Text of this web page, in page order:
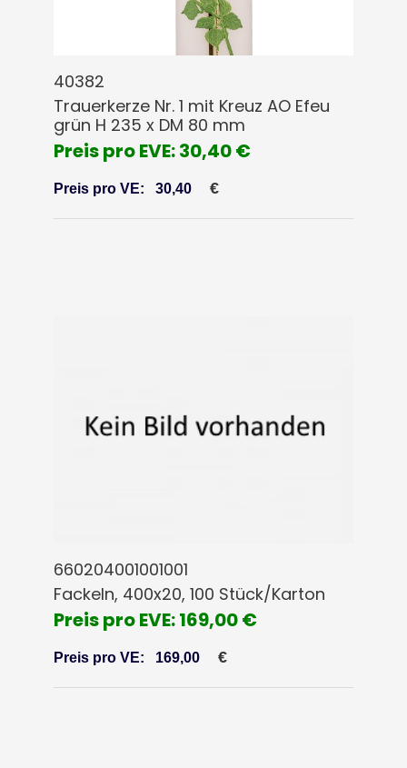
40382
Trauerkerze Nr. 1 mit Kreuz AO Efeu
grün H 235 x DM 80 mm
Preis pro EVE: 30,40 €
Preis pro VE: 30,40 €
660204001001001
Fackeln, 400x20, 100 Stück/Karton
Preis pro EVE: 169,00 €
Preis pro VE: 169,00 €